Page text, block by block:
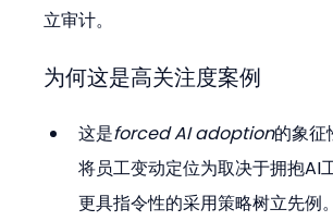
立审计。
为何这是高关注度案例
这是forced AI adoption的象征
将员工变动定位为取决于拥抱AI
更具指令性的采用策略树立先例。